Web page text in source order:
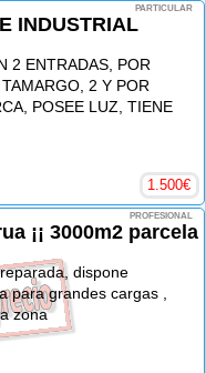
PARTICULAR
INDUSTRIAL
2 ENTRADAS, POR
2 Y POR
POSEE LUZ, TIENE
1.500€
PROFESIONAL
¡¡ 3000m2 parcela
dispone
para grandes cargas ,
zona